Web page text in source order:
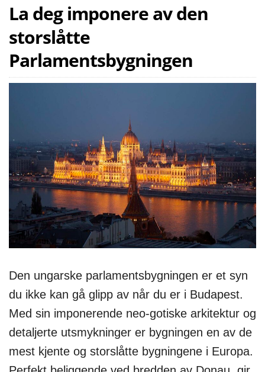
La deg imponere av den
storslåtte
Parlamentsbygningen
Den ungarske parlamentsbygningen er et syn
du ikke kan gå glipp av når du er i Budapest.
Med sin imponerende neo-gotiske arkitektur og
detaljerte utsmykninger er bygningen en av de
mest kjente og storslåtte bygningene i Europa.